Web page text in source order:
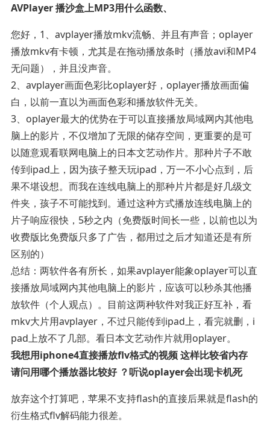
AVPlayer 播沙盒上MP3用什么函数、
您好，1、avplayer播放mkv流畅、并且有声音；oplayer
播放mkv有卡顿，尤其是在拖动播放条时（播放avi和MP4
无问题），并且没声音。
2、avplayer画面色彩比oplayer好，oplayer播放画面偏
白，以前一直以为画面色彩和播放软件无关。
3、oplayer最大的优势在于可以直接播放局域网内其他电
脑上的影片，不仅增加了无限的储存空间，更重要的是可
以随意观看联网电脑上的日本文艺动作片。那种片子不敢
传到ipad上，因为孩子整天玩ipad，万一不小心点到，后
果不堪设想。而我在连线电脑上的那种片片都是好几级文
件夹，孩子不可能找到。通过这种方式播放连线电脑上的
片子响应很快，5秒之内（免费版时间长一些，以前也以为
收费版比免费版只多了广告，都用过之后才知道还是有所
区别的）
总结：两软件各有所长，如果avplayer能象oplayer可以直
接播放局域网内其他电脑上的影片，应该可以秒杀其他播
放软件（个人观点）。目前这两种软件对我正好互补，看
mkv大片用avplayer，不过只能传到ipad上，看完就删，i
pad上放不了几部。看日本文艺动作片就用oplayer。
我想用iphone4直接播放flv格式的视频 这样比较省内存
请问用哪个播放器比较好 ？听说oplayer会出现卡机死
放弃这个打算吧，苹果不支持flash的直接后果就是flash的
衍生格式flv解码能力很差。